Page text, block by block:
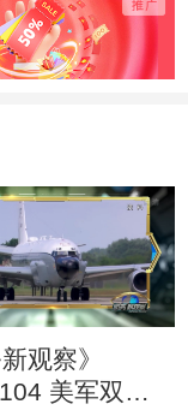
范人
用提
观察》
美军双舰